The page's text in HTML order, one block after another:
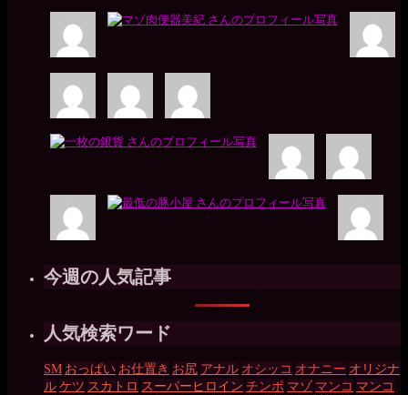
今週の人気記事
人気検索ワード
SM おっぱい お仕置き お尻 アナル オシッコ オナニー オリジナ
ルケツ スカトロ スーパーヒロイン チンポ マゾ マンコ マンコ